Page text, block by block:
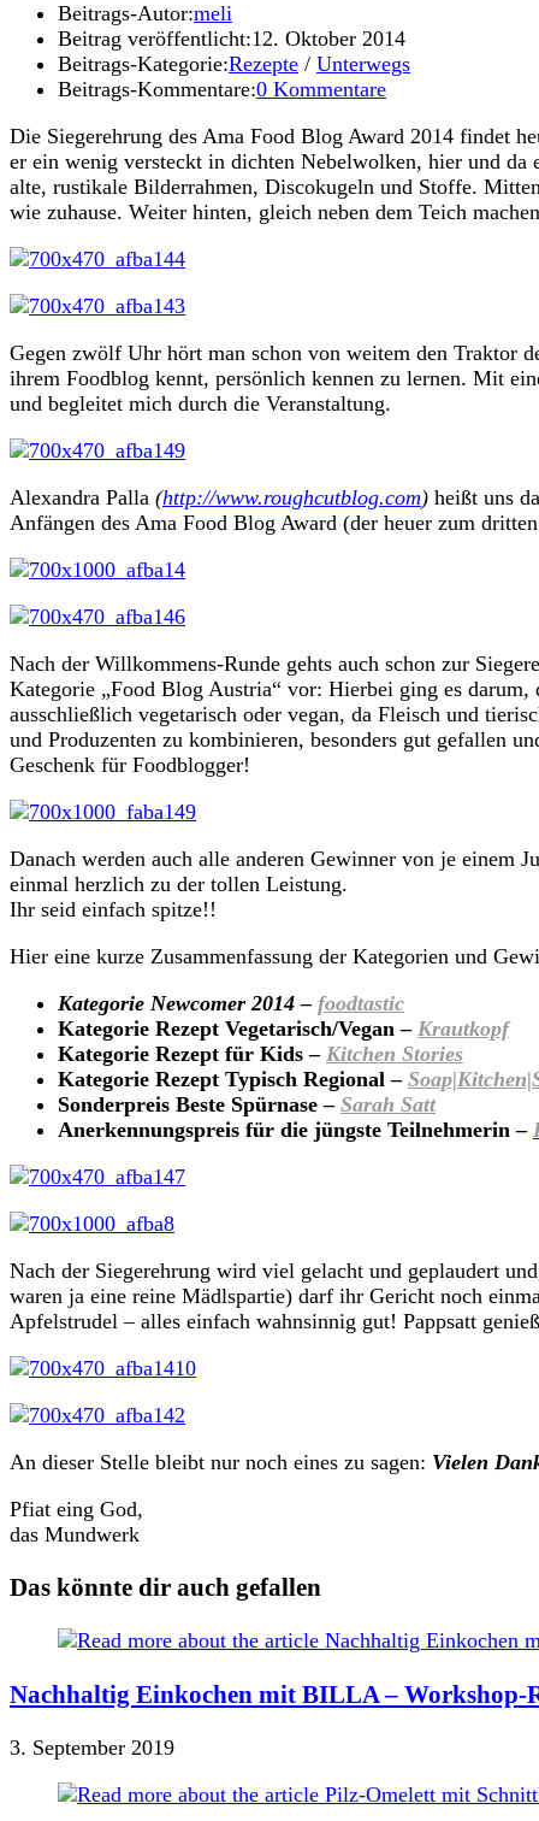
Beitrags-Autor:meli
Beitrag veröffentlicht:12. Oktober 2014
Beitrags-Kategorie:Rezepte / Unterwegs
Beitrags-Kommentare:0 Kommentare
Die Siegerehrung des Ama Food Blog Award 2014 findet
er ein wenig versteckt in dichten Nebelwolken, hier und
alte, rustikale Bilderrahmen, Discokugeln und Stoffe.
wie zuhause. Weiter hinten, gleich neben dem Teich
Gegen zwölf Uhr hört man schon von weitem den Traktor
ihrem Foodblog kennt, persönlich kennen zu lernen. Mit
und begleitet mich durch die Veranstaltung.
Alexandra Palla (http://www.roughcutblog.com) heißt uns
Anfängen des Ama Food Blog Award (der heuer zum
Nach der Willkommens-Runde gehts auch schon zur
Kategorie „Food Blog Austria“ vor: Hierbei ging es
ausschließlich vegetarisch oder vegan, da Fleisch und
und Produzenten zu kombinieren, besonders gut gefallen
Geschenk für Foodblogger!
Danach werden auch alle anderen Gewinner von je einem
einmal herzlich zu der tollen Leistung.
Ihr seid einfach spitze!!
Hier eine kurze Zusammenfassung der Kategorien und
Kategorie Newcomer 2014 – foodtastic
Kategorie Rezept Vegetarisch/Vegan – Krautkopf
Kategorie Rezept für Kids – Kitchen Stories
Kategorie Rezept Typisch Regional –
Sonderpreis Beste Spürnase – Sarah Satt
Anerkennungspreis für die jüngste Teilnehmerin –
Nach der Siegerehrung wird viel gelacht und geplaudert
waren ja eine reine Mädlspartie) darf ihr Gericht noch
Apfelstrudel – alles einfach wahnsinnig gut! Pappsatt
An dieser Stelle bleibt nur noch eines zu sagen: Vielen
Pfiat eing God,
das Mundwerk
Das könnte dir auch gefallen
Nachhaltig Einkochen mit BILLA – Workshop-
3. September 2019